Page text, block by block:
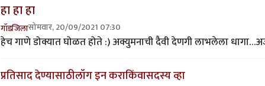
हा हा हा
गॉडजिलासोमवार, 20/09/2021 07:30
In reply toगंदी बात, गंदी गंदी गंदी गंदी गंदी बात.......byगड्डा झब्बू
हेच गाणे डोक्यात घोळत होते :) अक्युमनाची दैवी देणगी लाभलेला
प्रतिसाद देण्यासाठीलॉग इन कराकिंवासदस्य व्हा